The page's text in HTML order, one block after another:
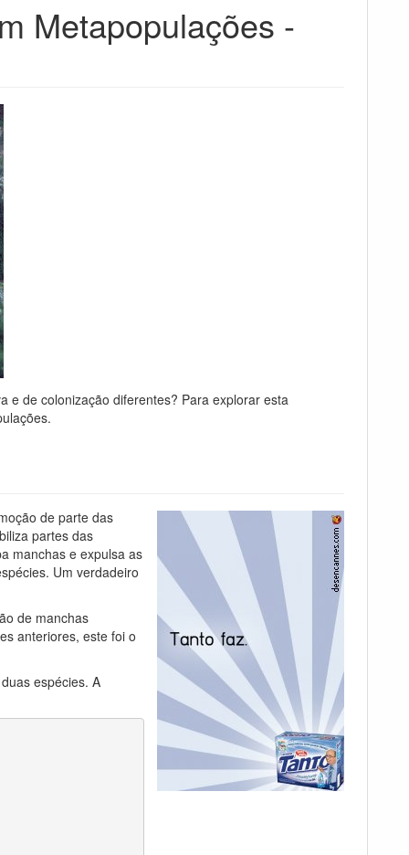
Metapopulações -
e de colonização diferentes? Para explorar esta
de parte das
partes das
manchas e expulsa as
Um verdadeiro
de manchas
anteriores, este foi o
espécies. A